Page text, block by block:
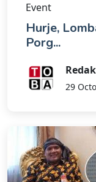
Event
Hurje,
Porg...
29